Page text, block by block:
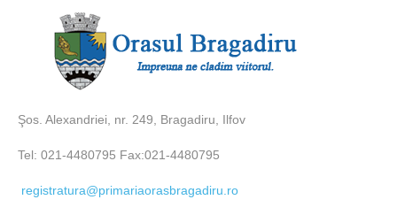
Şos. Alexandriei, nr. 249, Bragadiru, Ilfov
Tel: 021-4480795 Fax:021-4480795
registratura@primariaorasbragadiru.ro